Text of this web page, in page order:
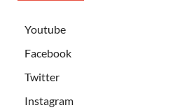
Youtube
Facebook
Twitter
Instagram